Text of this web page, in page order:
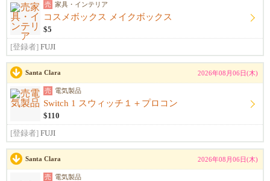
売 家具・インテリア
コスメボックス メイクボックス
$5
[登録者] FUJI
Santa Clara 2026年08月06日(木)
売 電気製品
Switch 1 スウィッチ１＋プロコン
$110
[登録者] FUJI
Santa Clara 2026年08月06日(木)
売 電気製品